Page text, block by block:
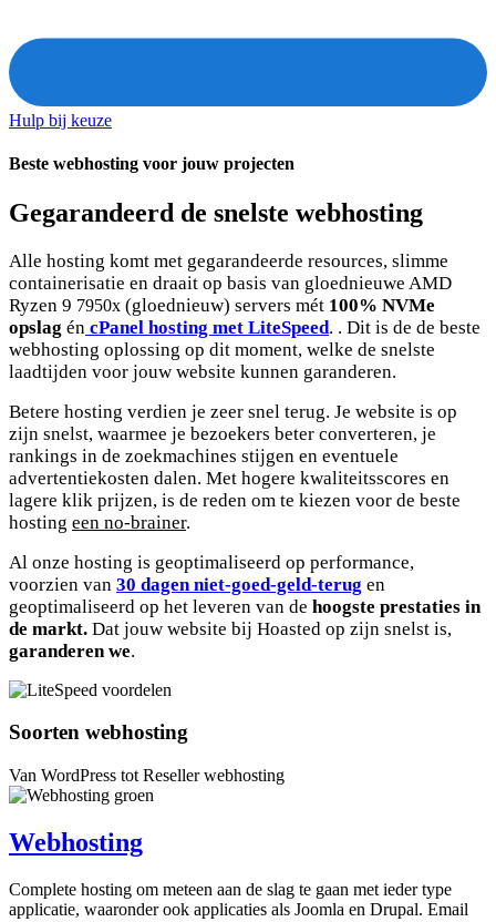
Hulp bij keuze
Beste webhosting voor jouw projecten
Gegarandeerd de snelste webhosting
Alle hosting komt met gegarandeerde resources, slimme
containerisatie en draait op basis van gloednieuwe AMD
Ryzen 9 7950x (gloednieuw) servers mét 100% NVMe
opslag én cPanel hosting met LiteSpeed. . Dit is de de beste
webhosting oplossing op dit moment, welke de snelste
laadtijden voor jouw website kunnen garanderen.
Betere hosting verdien je zeer snel terug. Je website is op
zijn snelst, waarmee je bezoekers beter converteren, je
rankings in de zoekmachines stijgen en eventuele
advertentiekosten dalen. Met hogere kwaliteitsscores en
lagere klik prijzen, is de reden om te kiezen voor de beste
hosting een no-brainer.
Al onze hosting is geoptimaliseerd op performance,
voorzien van 30 dagen niet-goed-geld-terug en
geoptimaliseerd op het leveren van de hoogste prestaties in
de markt. Dat jouw website bij Hoasted op zijn snelst is,
garanderen we.
Soorten webhosting
Van WordPress tot Reseller webhosting
Webhosting
Complete hosting om meteen aan de slag te gaan met ieder type
applicatie, waaronder ook applicaties als Joomla en Drupal. Email